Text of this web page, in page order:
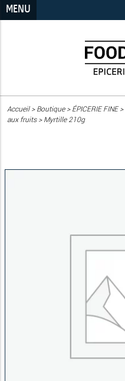
MENU
Accueil>Boutique>ÉPICERIE FINE>
aux fruits>Myrtille 210g